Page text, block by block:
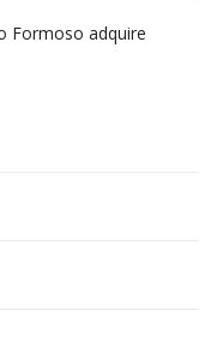
desabamentos são
Formoso adquire